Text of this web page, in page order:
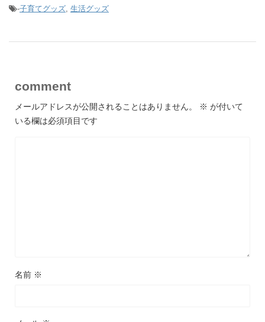
-子育てグッズ 生活グッズ
comment
メールアドレスが公開されることはありません。 ※ が付いて
いる欄は必須項目です
名前 ※